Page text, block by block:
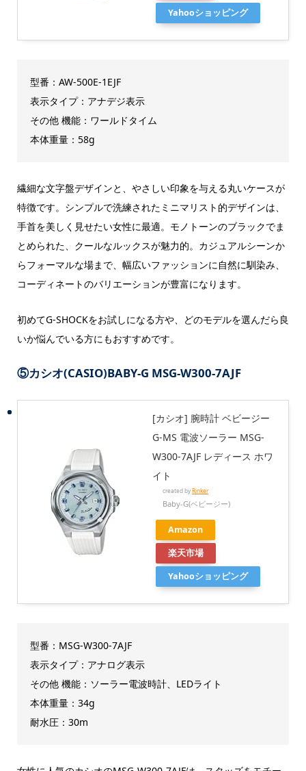
Yahooショッピング
型番：AW-500E-1EJF
表示タイプ：アナデジ表示
その他 機能：ワールドタイム
本体重量：58g
繊細な文字盤デザインと、やさしい印象を与える丸いケースが
特徴です。シンプルで洗練されたミニマリスト的デザインは、
手首を美しく見せたい女性に最適。モノトーンのブラックでま
とめられた、クールなルックスが魅力的。カジュアルシーンか
らフォーマルな場まで、幅広いファッションに自然に馴染み、
コーディネートのバリエーションが豊富になります。
初めてG-SHOCKをお試しになる方や、どのモデルを選んだら良
いか悩んでいる方にもおすすめです。
⑤カシオ(CASIO)BABY-G MSG-W300-7AJF
[カシオ] 腕時計 ベビージー
G-MS 電波ソーラー MSG-
W300-7AJF レディース ホワ
イト
created byRinker
Baby-G(ベビージー)
Amazon
楽天市場
Yahooショッピング
型番：MSG-W300-7AJF
表示タイプ：アナログ表示
その他 機能：ソーラー電波時計、LEDライト
本体重量：34g
耐水圧：30m